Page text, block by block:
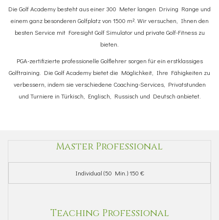
Die Golf Academy besteht aus einer 300 Meter langen Driving Range und
einem ganz besonderen Golfplatz von 1500 m². Wir versuchen, Ihnen den
besten Service mit Foresight Golf Simulator und private Golf-Fitness zu
bieten.
PGA-zertifizierte professionelle Golflehrer sorgen für ein erstklassiges
Golftraining. Die Golf Academy bietet die Möglichkeit, Ihre Fähigkeiten zu
verbessern, indem sie verschiedene Coaching-Services, Privatstunden
und Turniere in Türkisch, Englisch, Russisch und Deutsch anbietet.
Master Professional
Individual (50 Min.) 150 €
Teaching Professional